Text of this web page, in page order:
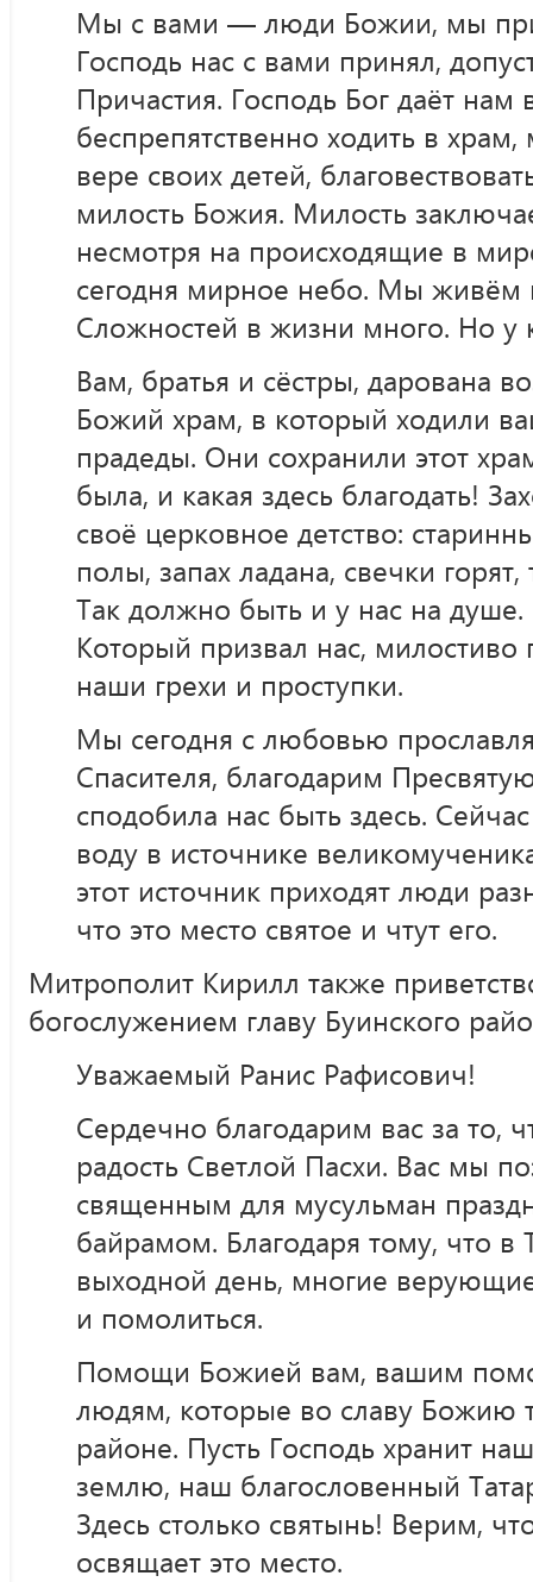
Мы с вами — люди Божии, мы
Господь нас с вами принял,
Причастия. Господь Бог даёт нам
беспрепятственно ходить в
вере своих детей,
милость Божия. Милость
несмотря на происходящие в
сегодня мирное небо. Мы живём
Сложностей в жизни много. Но у
Вам, братья и сёстры, дарована
Божий храм, в который ходили
прадеды. Они сохранили этот
была, и какая здесь благодать!
своё церковное детство:
полы, запах ладана, свечки
Так должно быть и у нас на душе.
Который призвал нас, милостиво
наши грехи и проступки.
Мы сегодня с любовью
Спасителя, благодарим
сподобила нас быть здесь.
воду в источнике
этот источник приходят люди
что это место святое и чтут его.
Митрополит Кирилл также
богослужением главу Буинского
Уважаемый Ранис Рафисович!
Сердечно благодарим вас за то,
радость Светлой Пасхи. Вас мы
священным для мусульман
байрамом. Благодаря тому, что в
выходной день, многие
и помолиться.
Помощи Божией вам, вашим
людям, которые во славу Божию
районе. Пусть Господь хранит
землю, наш благословенный
Здесь столько святынь! Верим,
освящает это место.